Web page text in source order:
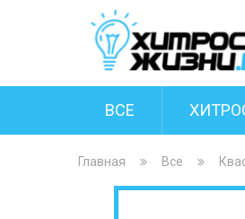
ВСЕ
Главная Все